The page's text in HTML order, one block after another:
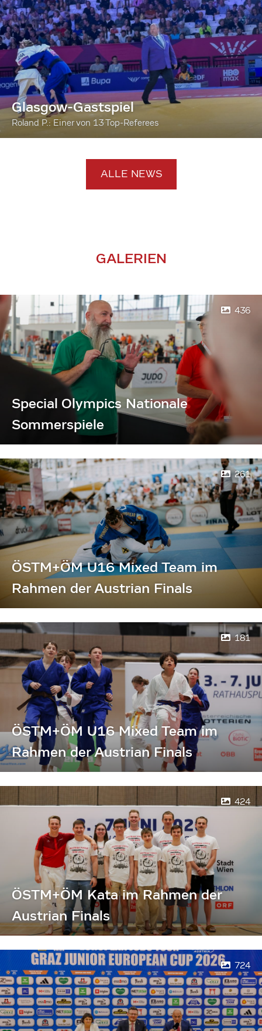
Glasgow-Gastspiel
Roland P.: Einer von 13 Top-Referees
ALLE NEWS
GALERIEN
436
Special Olympics Nationale
Sommerspiele
261
ÖSTM+ÖM U16 Mixed Team im
Rahmen der Austrian Finals
181
ÖSTM+ÖM U16 Mixed Team im
Rahmen der Austrian Finals
424
ÖSTM+ÖM Kata im Rahmen der
Austrian Finals
724